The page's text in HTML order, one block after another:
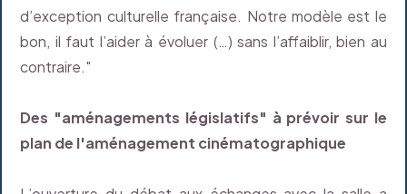
d’exception culturelle française. Notre modèle est le
bon, il faut l’aider à évoluer (…) sans l’affaiblir, bien au
contraire."
Des "aménagements législatifs" à prévoir sur le
plan de l'aménagement cinématographique